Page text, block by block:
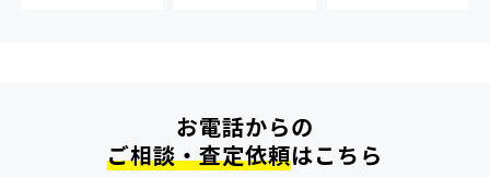
お電話からの
ご相談・査定依頼はこちら